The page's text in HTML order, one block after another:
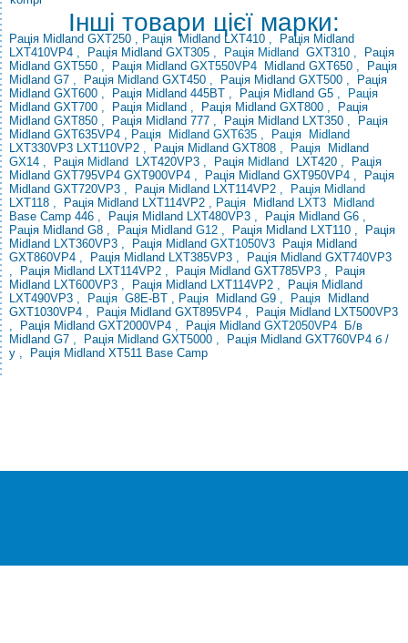
Інші товари цієї марки:
Рація Midland GXT250 , РаціяMidland LXT410 , Рація Midland
LXT410VP4 , Рація Midland GXT305 , Рація Midland GXT310 ,
Рація
Midland GXT550 , Рація Midland GXT550VP4 Midland GXT650 ,
Рація
Midland G7 , Рація Midland GXT450 , Рація Midland GXT500 ,
Рація
Midland GXT600 , Рація Midland 445BT , Рація Midland G5 ,
Рація
Midland GXT700 , Рація Midland , Рація Midland GXT800 ,
Рація
Midland GXT850 , Рація Midland 777 , Рація Midland LXT350 ,
Рація
Midland GXT635VP4 , Рація Midland GXT635 , Рація
Midland
LXT330VP3 LXT110VP2 , Рація Midland GXT808 , Рація
Midland
GX14 ,
Рація Midland LXT420VP3 , Рація Midland LXT420 ,
Рація
Midland GXT795VP4 GXT900VP4 , Рація Midland GXT950VP4 ,
Рація
Midland GXT720VP3 , Рація Midland LXT114VP2 , Рація Midland
LXT118 , Рація Midland LXT114VP2 , Рація Midland LXT3
Midland
Base Camp 446 , Рація Midland LXT480VP3 , Рація Midland G6 ,
Рація Midland G8 , Рація Midland G12 , Рація Midland LXT110 ,
Рація
Midland LXT360VP3 , Рація Midland GXT1050V3
Рація Midland
GXT860VP4 , Рація Midland LXT385VP3 ,
Рація Midland GXT740VP3
,
Рація Midland LXT114VP2 , Рація Midland GXT785VP3 ,
Рація
Midland LXT600VP3 , Рація Midland LXT114VP2 ,
Рація Midland
LXT490VP3 , Рація G8E-BT , Рація Midland G9 , Рація
Midland
GXT1030VP4 , Рація Midland GXT895VP4 ,
Рація Midland LXT500VP3
,
Рація Midland GXT2000VP4 , Рація Midland GXT2050VP4
Б/в
Midland G7 , Рація Midland GXT5000 ,
Рація Midland GXT760VP4 б /
у , Рація Midland XT511 Base Camp